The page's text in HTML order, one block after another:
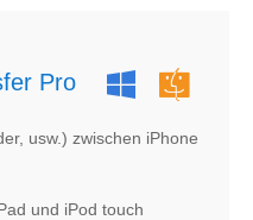
Pro
usw.) zwischen iPhone
und iPod touch